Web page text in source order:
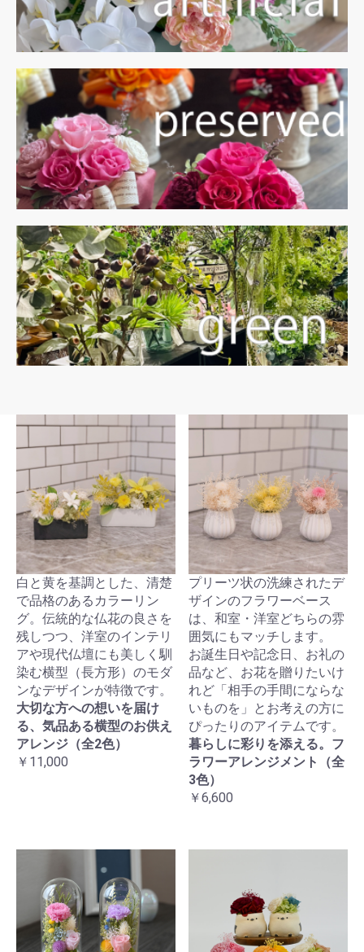
白と黄を基調とした、清楚
で品格のあるカラーリン
グ。伝統的な仏花の良さを
残しつつ、洋室のインテリ
アや現代仏壇にも美しく馴
染む横型（長方形）のモダ
ンなデザインが特徴です。
大切な方への想いを届け
る、気品ある横型のお供え
アレンジ（全2色）
￥11,000
プリーツ状の洗練されたデ
ザインのフラワーベース
は、和室・洋室どちらの雰
囲気にもマッチします。
お誕生日や記念日、お礼の
品など、お花を贈りたいけ
れど「相手の手間にならな
いものを」とお考えの方に
ぴったりのアイテムです。
暮らしに彩りを添える。フ
ラワーアレンジメント（全
3色）
￥6,600